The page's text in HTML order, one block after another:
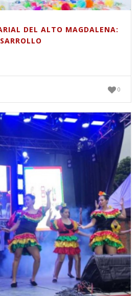
DEL ALTO MAGDALENA:
0